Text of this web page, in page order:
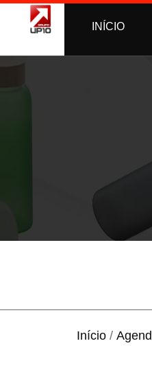
INÍCIO
Início /